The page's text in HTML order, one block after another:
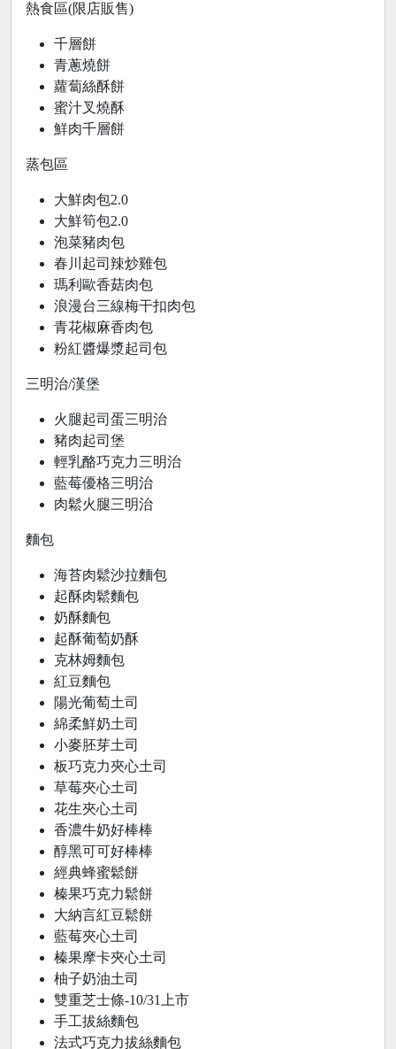
熱食區(限店販售)
千層餅
青蔥燒餅
蘿蔔絲酥餅
蜜汁叉燒酥
鮮肉千層餅
蒸包區
大鮮肉包2.0
大鮮筍包2.0
泡菜豬肉包
春川起司辣炒雞包
瑪利歐香菇肉包
浪漫台三線梅干扣肉包
青花椒麻香肉包
粉紅醬爆漿起司包
三明治/漢堡
火腿起司蛋三明治
豬肉起司堡
輕乳酪巧克力三明治
藍莓優格三明治
肉鬆火腿三明治
麵包
海苔肉鬆沙拉麵包
起酥肉鬆麵包
奶酥麵包
起酥葡萄奶酥
克林姆麵包
紅豆麵包
陽光葡萄土司
綿柔鮮奶土司
小麥胚芽土司
板巧克力夾心土司
草莓夾心土司
花生夾心土司
香濃牛奶好棒棒
醇黑可可好棒棒
經典蜂蜜鬆餅
榛果巧克力鬆餅
大納言紅豆鬆餅
藍莓夾心土司
榛果摩卡夾心土司
柚子奶油土司
雙重芝士條-10/31上市
手工拔絲麵包
法式巧克力拔絲麵包